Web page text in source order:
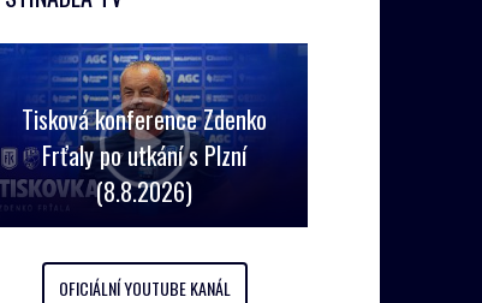
Tisková konference Zdenko
Frťaly po utkání s Plzní
(8.8.2026)
OFICIÁLNÍ YOUTUBE KANÁL